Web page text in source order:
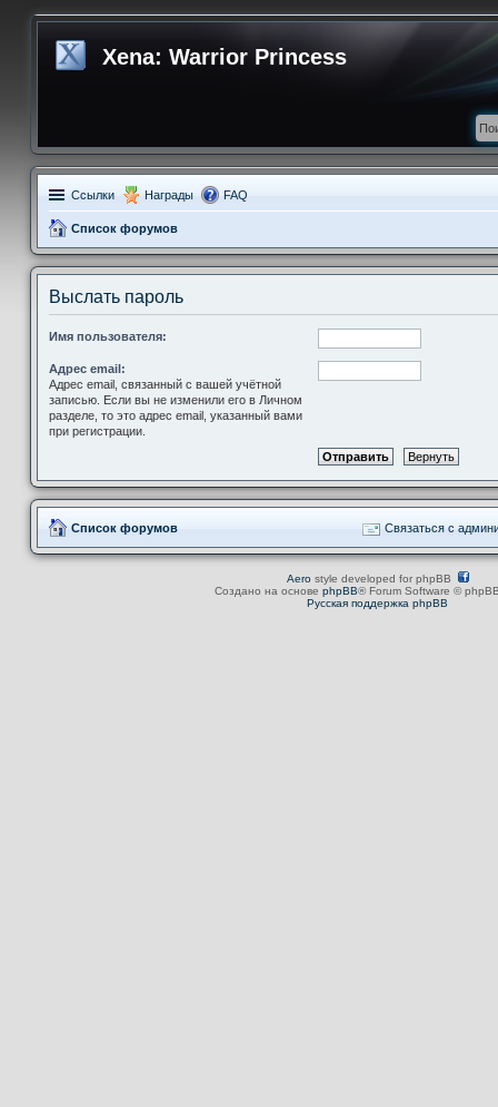
Xena: Warrior Princess
Ссылки Награды FAQ
Список форумов
Выслать пароль
Имя пользователя:
Адрес email:
Адрес email, связанный с вашей учётной
записью. Если вы не изменили его в Личном
разделе, то это адрес email, указанный вами
при регистрации.
Список форумов Связаться с
Aerostyle developed for phpBB
Создано на основе phpBB® Forum Software ©
Русская поддержка phpBB